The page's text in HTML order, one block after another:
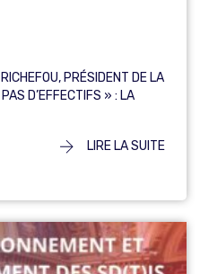
PRÉSIDENT DE LA
D’EFFECTIFS » : LA
LIRE LA SUITE